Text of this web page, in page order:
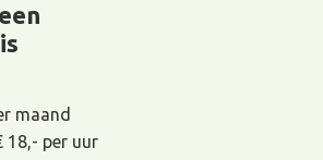
maand
18,- per uur